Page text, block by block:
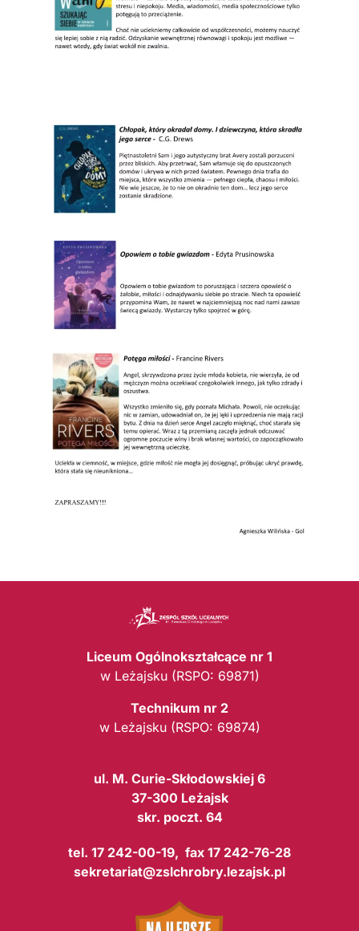
Liceum Ogólnokształcące nr 1
w Leżajsku (RSPO: 69871)
Technikum nr 2
w Leżajsku (RSPO: 69874)
ul. M. Curie-Skłodowskiej 6
37-300 Leżajsk
skr. poczt. 64
tel. 17 242-00-19, fax 17 242-76-28
sekretariat@zslchrobry.lezajsk.pl